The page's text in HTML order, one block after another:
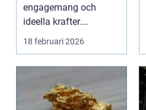
engagemang och
ideella krafter.
Träningshallar ska
18 februari 2026